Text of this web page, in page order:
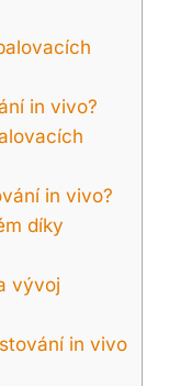
in vivo?
in vivo?
díky​
vývoj
in vivo